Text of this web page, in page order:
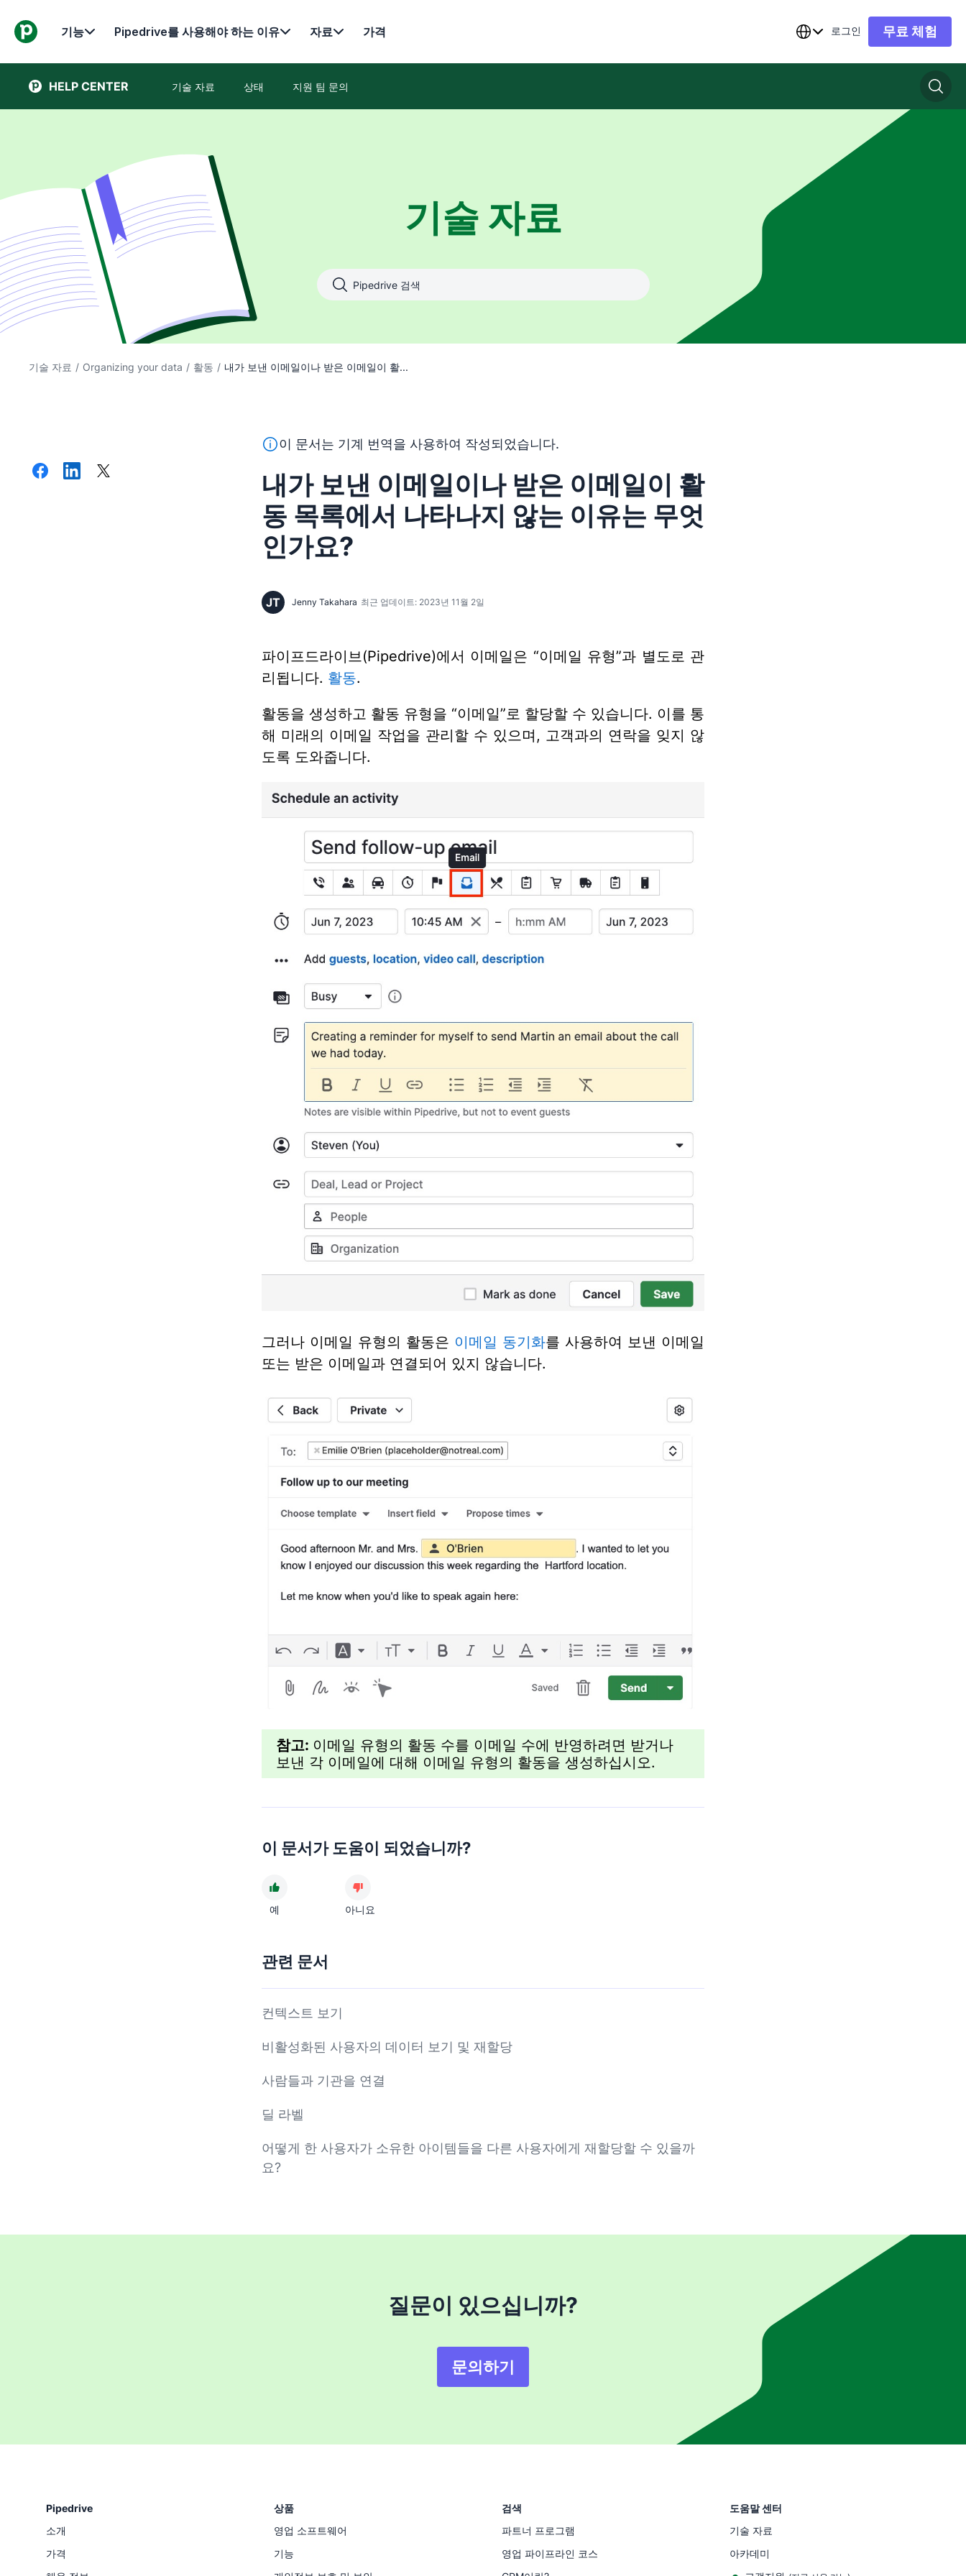
기능 Pipedrive를 사용해야 하는 이유 자료 가격 로그인 무료 체험
HELP CENTER 기술 자료 상태 지원 팀 문의
기술 자료
기술 자료 / Organizing your data / 활동 / 내가 보낸 이메일이나 받은 이메일이 활...
이 텍스트는 기계 번역 도구를 사용하여 영어를 번역한 것이며, 인간 편집자의 교정을 거치지 않았습니다. 부정확하거나 불분명한 요소
이 문서는 기계 번역을 사용하여 작성되었습니다.
내가 보낸 이메일이나 받은 이메일이 활
동 목록에서 나타나지 않는 이유는 무엇
인가요?
JT Jenny Takahara 최근 업데이트: 2023년 11월 2일
파이프드라이브(Pipedrive)에서 이메일은 “이메일 유형”과 별도로 관
리됩니다. 활동.
활동을 생성하고 활동 유형을 “이메일”로 할당할 수 있습니다. 이를 통
해 미래의 이메일 작업을 관리할 수 있으며, 고객과의 연락을 잊지 않
도록 도와줍니다.
그러나 이메일 유형의 활동은 이메일 동기화를 사용하여 보낸 이메일
또는 받은 이메일과 연결되어 있지 않습니다.
참고: 이메일 유형의 활동 수를 이메일 수에 반영하려면 받거나
보낸 각 이메일에 대해 이메일 유형의 활동을 생성하십시오.
이 문서가 도움이 되었습니까?
예 아니요
관련 문서
컨텍스트 보기
비활성화된 사용자의 데이터 보기 및 재할당
사람들과 기관을 연결
딜 라벨
어떻게 한 사용자가 소유한 아이템들을 다른 사용자에게 재할당할 수 있을까
요?
질문이 있으십니까?
문의하기
Pipedrive
소개
가격
상품
영업 소프트웨어
기능
검색
파트너 프로그램
영업 파이프라인 코스
도움말 센터
기술 자료
아카데미